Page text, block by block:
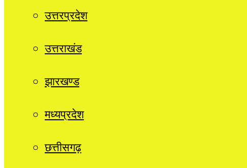
उत्तरप्रदेश
उत्तराखंड
झारखण्ड
मध्यप्रदेश
छत्तीसगढ़